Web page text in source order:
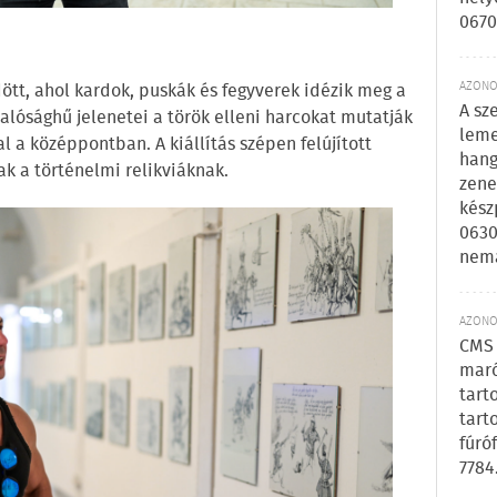
ahol kardok, puskák és fegyverek idézik meg a
jelenetei a török elleni harcokat mutatják
a középpontban. A kiállítás szépen felújított
a történelmi relikviáknak.
A